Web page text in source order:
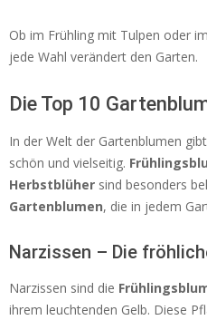
Ob im Frühling mit Tulpen oder
jede Wahl verändert den Garten.
Die Top 10
In der Welt der Gartenblumen
schön und vielseitig.
Herbstblüher sind besonders
Gartenblumen, die in jedem
Narzissen – Die
Narzissen sind die
ihrem leuchtenden Gelb. Diese